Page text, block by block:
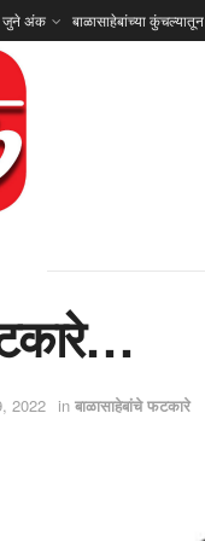
जुने अंक बाळासाहेबांच्या कुंचल्यातून
2022 in बाळासाहेबांचे फटकारे